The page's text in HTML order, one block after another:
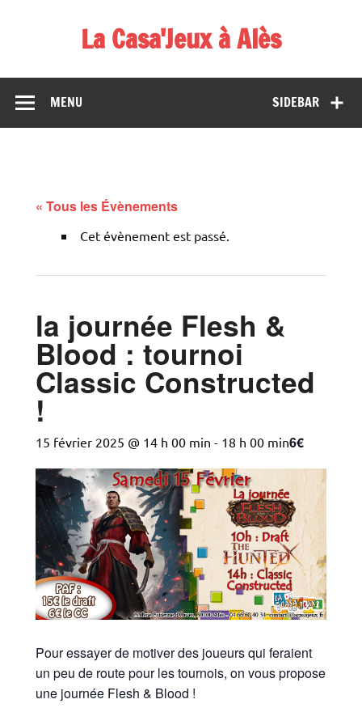
La Casa'Jeux à Alès
démos et de tournois
SIDEBAR
MENU
« Tous les Évènements
Cet évènement est passé.
la journée Flesh &
Blood : tournoi
Classic Constructed
!
15 février 2025 @ 14 h 00 min - 18 h 00 min6€
Pour essayer de motiver des joueurs qui feraient
un peu de route pour les tournois, on vous propose
une journée Flesh & Blood !